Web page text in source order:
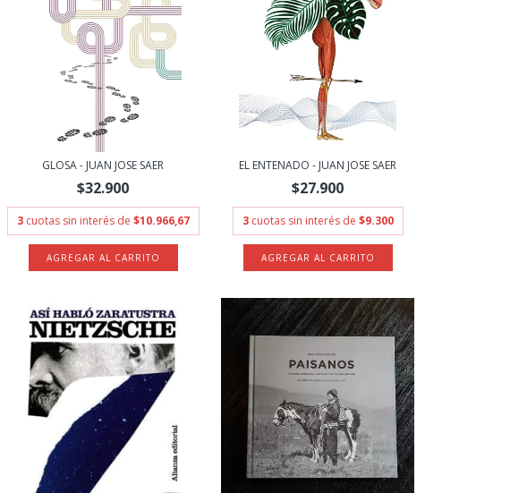
GLOSA - JUAN JOSE SAER
$32.900
3 cuotas sin interés de $10.966,67
EL ENTENADO - JUAN JOSE SAER
$27.900
3 cuotas sin interés de $9.300